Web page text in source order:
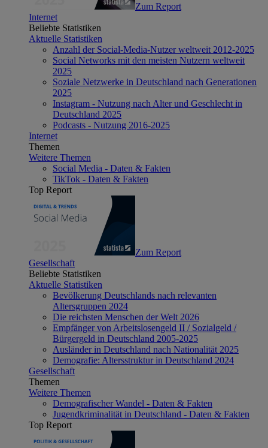
Zum Report
Internet
Beliebte Statistiken
Aktuelle Statistiken
Anzahl der Social-Media-Nutzer weltweit 2012-2025
Social Networks mit den meisten Nutzern weltweit
2025
Soziale Netzwerke in Deutschland nach Generationen
2025
Instagram - Nutzung nach Alter und Geschlecht in
Deutschland 2025
Podcasts - Nutzung 2016-2025
Internet
Themen
Weitere Themen
Social Media - Daten & Fakten
TikTok - Daten & Fakten
Top Report
Zum Report
Gesellschaft
Beliebte Statistiken
Aktuelle Statistiken
Bevölkerung Deutschlands nach relevanten
Altersgruppen 2024
Die reichsten Menschen der Welt 2026
Empfänger von Arbeitslosengeld II / Sozialgeld /
Bürgergeld in Deutschland 2005-2025
Ausländer in Deutschland nach Nationalität 2025
Demografie: Altersstruktur in Deutschland 2024
Gesellschaft
Themen
Weitere Themen
Demografischer Wandel - Daten & Fakten
Jugendkriminalität in Deutschland - Daten & Fakten
Top Report